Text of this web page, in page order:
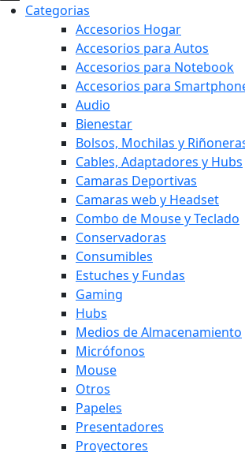
Categorias
Accesorios Hogar
Accesorios para Autos
Accesorios para Notebook
Accesorios para
Audio
Bienestar
Bolsos, Mochilas y
Cables, Adaptadores y Hubs
Camaras Deportivas
Camaras web y Headset
Combo de Mouse y Teclado
Conservadoras
Consumibles
Estuches y Fundas
Gaming
Hubs
Medios de Almacenamiento
Micrófonos
Mouse
Otros
Papeles
Presentadores
Proyectores